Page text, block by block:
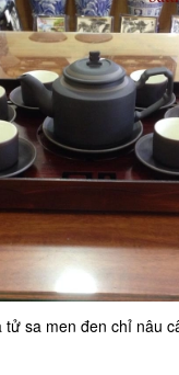
tử sa men đen chỉ nâu